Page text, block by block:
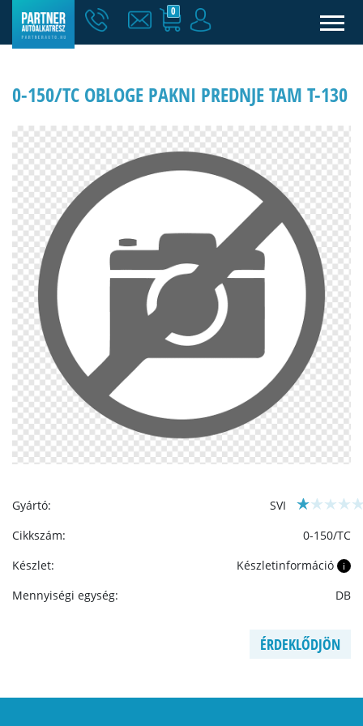
0
0-150/TC OBLOGE PAKNI PREDNJE TAM T-130
Gyártó:
SVI
Cikkszám:
0-150/TC
Készlet:
Készletinformáció i
Mennyiségi egység: DB
ÉRDEKLŐDJÖN